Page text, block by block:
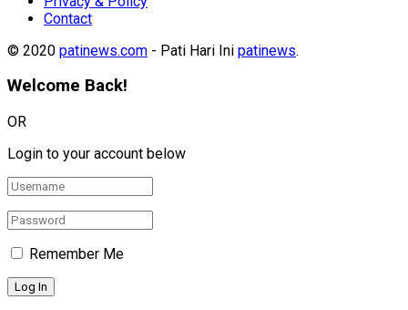
Contact
© 2020 patinews.com - Pati Hari Ini patinews.
Welcome Back!
OR
Login to your account below
Remember Me